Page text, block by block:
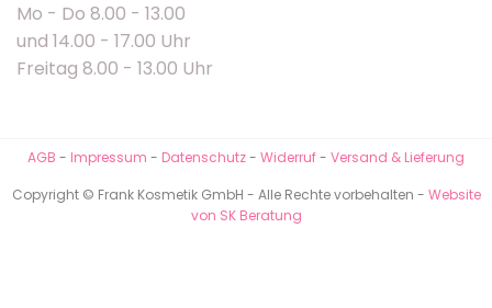
Mo - Do 8.00 - 13.00
und 14.00 - 17.00 Uhr
Freitag 8.00 - 13.00 Uhr
AGB - Impressum - Datenschutz- Widerruf- Versand & Lieferung
Copyright © Frank Kosmetik GmbH - Alle Rechte vorbehalten - Website
von SK Beratung